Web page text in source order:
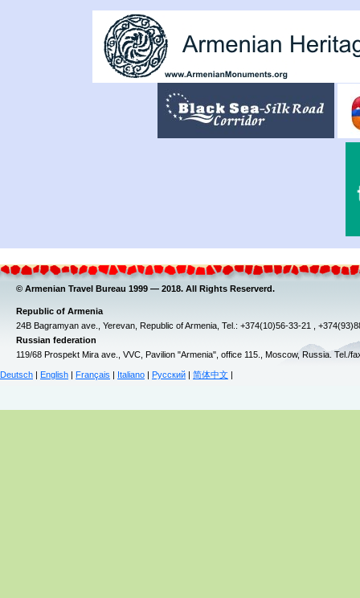
© Armenian Travel Bureau 1999 — 2018. All Rights Reserverd.
Republic of Armenia
24B Bagramyan ave., Yerevan, Republic of Armenia, Tel.: +374(10)56-33-21 ,
Russian federation
119/68 Prospekt Mira ave., VVC, Pavilion "Armenia", office 115., Moscow, Russia. Tel./
Deutsch English Français Italiano Русский 简体中文